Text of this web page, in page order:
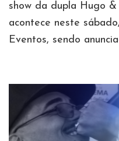
show da dupla Hugo &
acontece neste
Eventos, sendo